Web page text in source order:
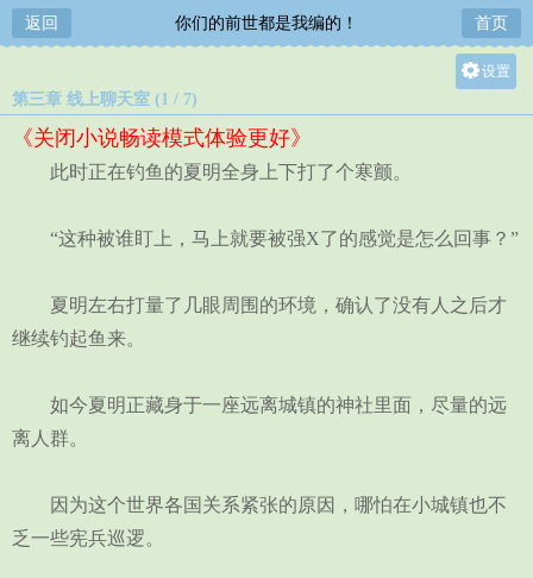
返回 你们的前世都是我编的！ 首页
设置
第三章 线上聊天室 (1 / 7)
《关闭小说畅读模式体验更好》
此时正在钓鱼的夏明全身上下打了个寒颤。
“这种被谁盯上，马上就要被强X了的感觉是怎么回事？”
夏明左右打量了几眼周围的环境，确认了没有人之后才
继续钓起鱼来。
如今夏明正藏身于一座远离城镇的神社里面，尽量的远
离人群。
因为这个世界各国关系紧张的原因，哪怕在小城镇也不
乏一些宪兵巡逻。